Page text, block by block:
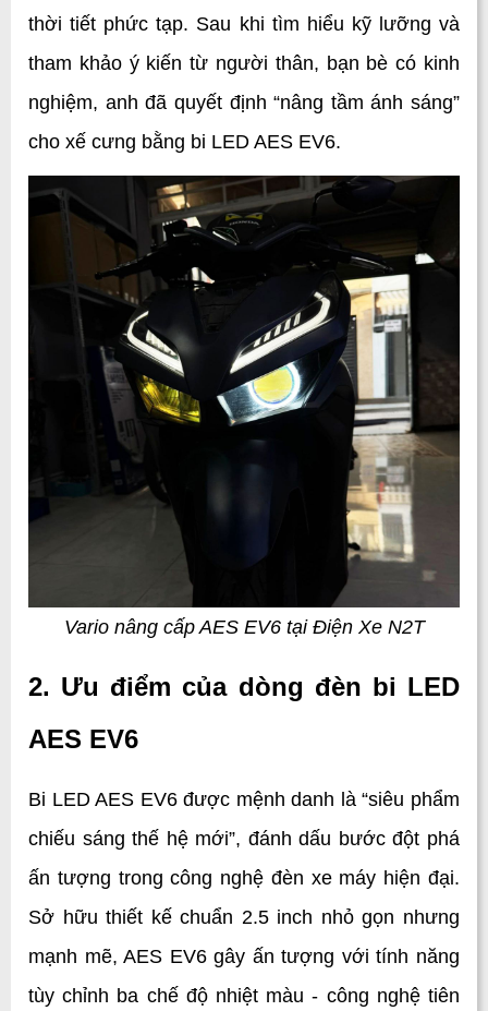
thời tiết phức tạp. Sau khi tìm hiểu kỹ lưỡng và
tham khảo ý kiến từ người thân, bạn bè có kinh
nghiệm, anh đã quyết định “nâng tầm ánh sáng”
cho xế cưng bằng bi LED AES EV6.
Vario nâng cấp AES EV6 tại Điện Xe N2T
2. Ưu điểm của dòng đèn bi LED
AES EV6
Bi LED AES EV6 được mệnh danh là “siêu phẩm
chiếu sáng thế hệ mới”, đánh dấu bước đột phá
ấn tượng trong công nghệ đèn xe máy hiện đại.
Sở hữu thiết kế chuẩn 2.5 inch nhỏ gọn nhưng
mạnh mẽ, AES EV6 gây ấn tượng với tính năng
tùy chỉnh ba chế độ nhiệt màu - công nghệ tiên